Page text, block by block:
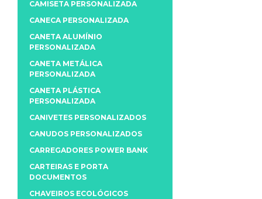
CAMISETA PERSONALIZADA
CANECA PERSONALIZADA
CANETA ALUMÍNIO
PERSONALIZADA
CANETA METÁLICA
PERSONALIZADA
CANETA PLÁSTICA
PERSONALIZADA
CANIVETES PERSONALIZADOS
CANUDOS PERSONALIZADOS
CARREGADORES POWER BANK
CARTEIRAS E PORTA
DOCUMENTOS
CHAVEIROS ECOLÓGICOS